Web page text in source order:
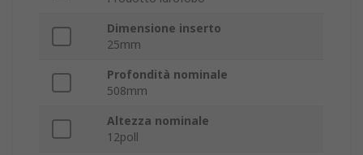
Dimensione inserto
25mm
Profondità nominale
508mm
Altezza nominale
12poll